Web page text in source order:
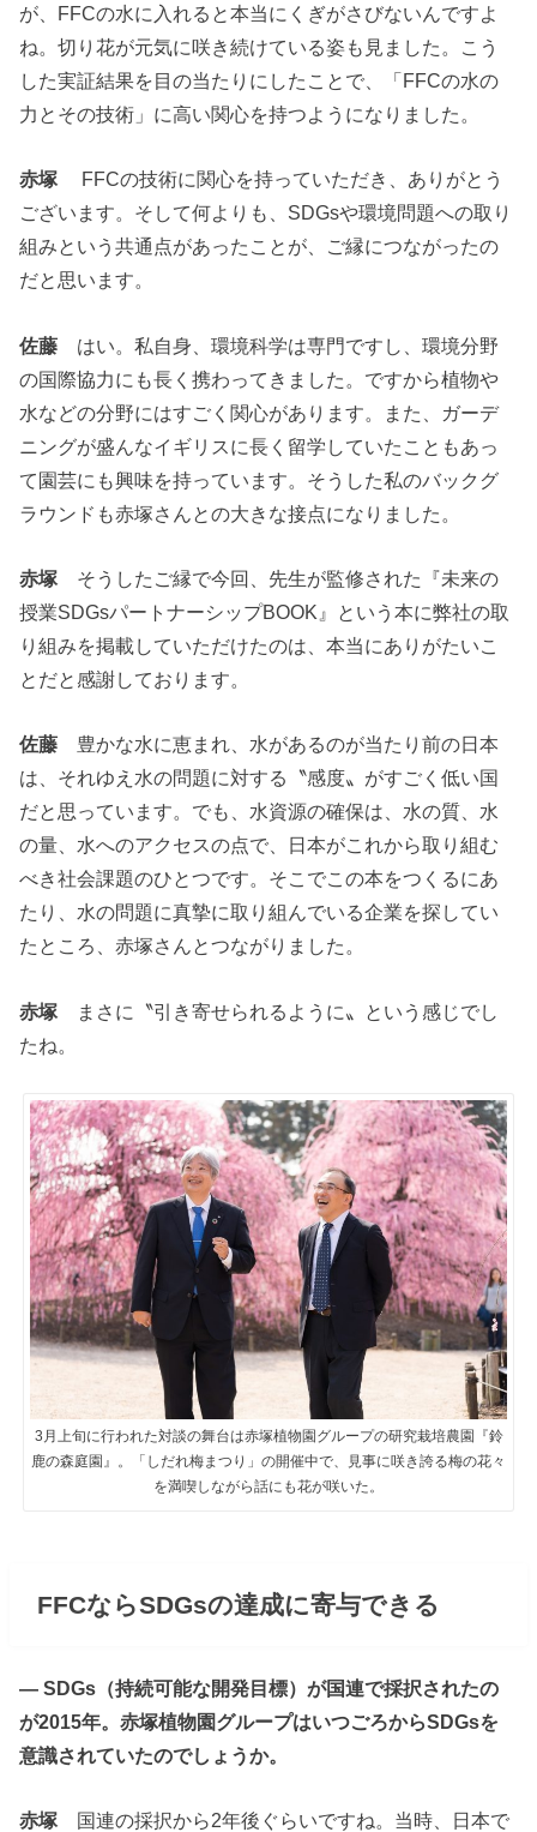
が、FFCの水に入れると本当にくぎがさびないんですよ
ね。切り花が元気に咲き続けている姿も見ました。こう
した実証結果を目の当たりにしたことで、「FFCの水の
力とその技術」に高い関心を持つようになりました。
赤塚 FFCの技術に関心を持っていただき、ありがとう
ございます。そして何よりも、SDGsや環境問題への取り
組みという共通点があったことが、ご縁につながったの
だと思います。
佐藤 はい。私自身、環境科学は専門ですし、環境分野
の国際協力にも長く携わってきました。ですから植物や
水などの分野にはすごく関心があります。また、ガーデ
ニングが盛んなイギリスに長く留学していたこともあっ
て園芸にも興味を持っています。そうした私のバックグ
ラウンドも赤塚さんとの大きな接点になりました。
赤塚 そうしたご縁で今回、先生が監修された『未来の
授業SDGsパートナーシップBOOK』という本に弊社の取
り組みを掲載していただけたのは、本当にありがたいこ
とだと感謝しております。
佐藤 豊かな水に恵まれ、水があるのが当たり前の日本
は、それゆえ水の問題に対する〝感度〟がすごく低い国
だと思っています。でも、水資源の確保は、水の質、水
の量、水へのアクセスの点で、日本がこれから取り組む
べき社会課題のひとつです。そこでこの本をつくるにあ
たり、水の問題に真摯に取り組んでいる企業を探してい
たところ、赤塚さんとつながりました。
赤塚 まさに〝引き寄せられるように〟という感じでし
たね。
3月上旬に行われた対談の舞台は赤塚植物園グループの研究栽培農園『鈴
鹿の森庭園』。「しだれ梅まつり」の開催中で、見事に咲き誇る梅の花々
を満喫しながら話にも花が咲いた。
FFCならSDGsの達成に寄与できる
― SDGs（持続可能な開発目標）が国連で採択されたの
が2015年。赤塚植物園グループはいつごろからSDGsを
意識されていたのでしょうか。
赤塚 国連の採択から2年後ぐらいですね。当時、日本で